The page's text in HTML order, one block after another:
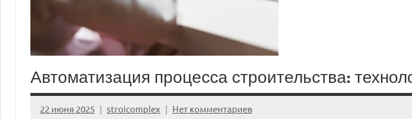
Автоматизация процесса строительства:
22 июня 2025 stroicomplex Нет комментариев